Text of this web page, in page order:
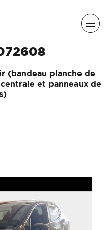
(bandeau planche de
et panneaux de